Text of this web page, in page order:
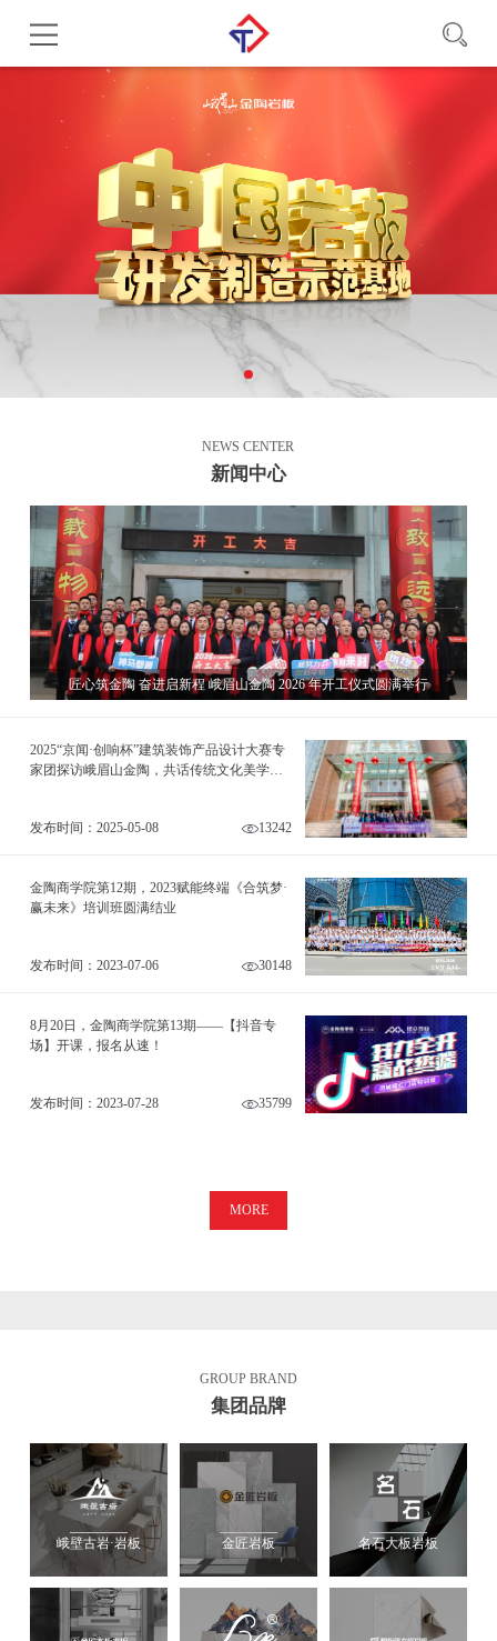
NEWS CENTER
新闻中心
匠心筑金陶 奋进启新程 峨眉山金陶 2026 年开工仪式圆满举行
2025“京闻·创响杯”建筑装饰产品设计大赛专
家团探访峨眉山金陶，共话传统文化美学新
发布时间：2025-05-08 13242
金陶商学院第12期，2023赋能终端《合筑梦·
赢未来》培训班圆满结业
发布时间：2023-07-06 30148
8月20日，金陶商学院第13期——【抖音专
场】开课，报名从速！
发布时间：2023-07-28 35799
MORE
GROUP BRAND
集团品牌
峨壁古岩·岩板 金匠岩板 名石大板岩板